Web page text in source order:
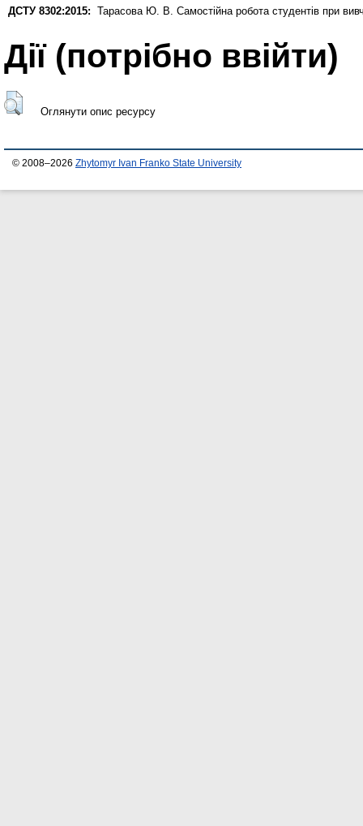
ДСТУ 8302:2015: Тарасова Ю. В. Самостійна робота студентів при
Дії ​​(потрібно ввійти)
Оглянути опис ресурсу
© 2008–2026 Zhytomyr Ivan Franko State University